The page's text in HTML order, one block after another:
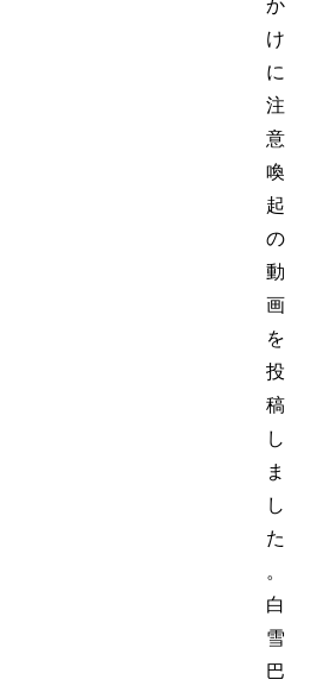
か
け
に
注
意
喚
起
の
動
画
を
投
稿
し
ま
し
た
。
白
雪
巴